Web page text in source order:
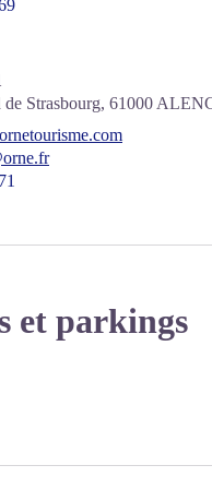
Strasbourg, 61000
et parkings